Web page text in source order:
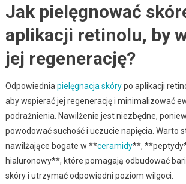
Jak pielęgnować
aplikacji retinolu, by
jej regenerację?
Odpowiednia pielęgnacja skórypo aplikacji
aby wspierać jej regenerację i minimalizować
podrażnienia. Nawilżenie jest niezbędne,
powodować suchość i uczucie napięcia. Warto
nawilżające bogate w **ceramidy**,
hialuronowy**, które pomagają odbudować
skóry i utrzymać odpowiedni poziom wilgoci.